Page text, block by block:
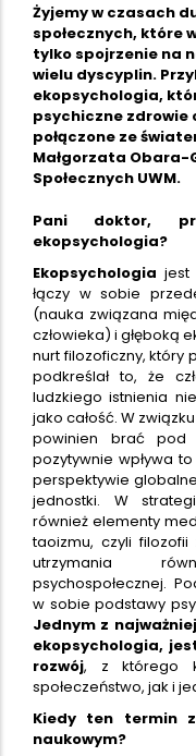
Żyjemy w czasach
społecznych, które
tylko spojrzenie na
wielu dyscyplin.
ekopsychologia,
psychiczne zdrowie
połączone ze
Małgorzata Obara-
Społecznych UWM.
Pani doktor,
ekopsychologia?
Ekopsychologiajest
łączy w sobie
(nauka związana
człowieka) i głęboką
nurt filozoficzny, który
podkreślał to, że
ludzkiego istnienia
jako całość. W
powinien brać pod
pozytywnie wpływa
perspektywie
jednostki. W
również elementy
taoizmu, czyli
utrzymania
psychospołecznej.
w sobie podstawy
Jednym z
ekopsychologia,
rozwój, z którego
społeczeństwo, jak i
Kiedy ten termin
naukowym?